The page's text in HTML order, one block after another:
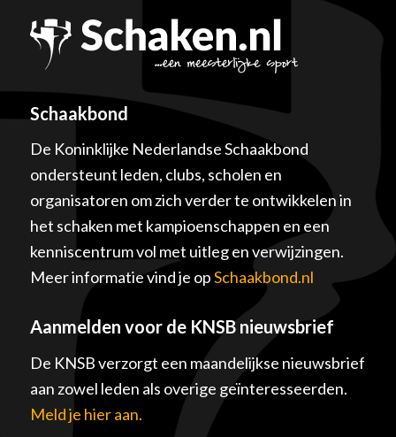
Schaakbond
De Koninklijke Nederlandse Schaakbond
ondersteunt leden, clubs, scholen en
organisatoren om zich verder te ontwikkelen in
het schaken met kampioenschappen en een
kenniscentrum vol met uitleg en verwijzingen.
Meer informatie vind je opSchaakbond.nl
Aanmelden voor de KNSB nieuwsbrief
De KNSB verzorgt een maandelijkse nieuwsbrief
aan zowel leden als overige geïnteresseerden.
Meld je hier aan.